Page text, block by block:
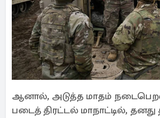
ஆனால், அடுத்த மாதம்
படைத் திரட்டல் மாநாட்டில்,